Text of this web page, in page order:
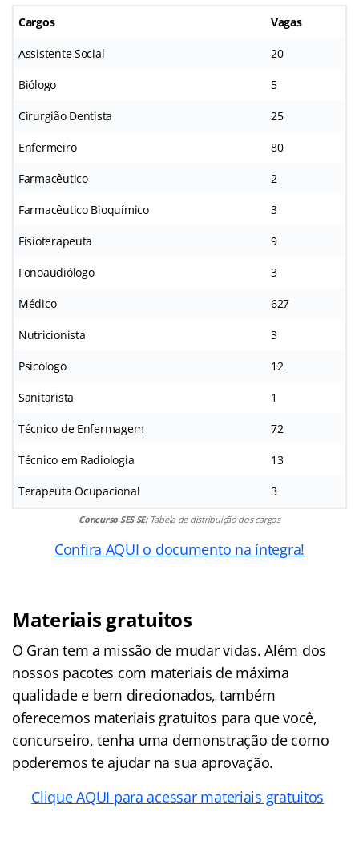
Cargos Vagas
Assistente Social 20
Biólogo 5
Cirurgião Dentista 25
Enfermeiro 80
Farmacêutico 2
Farmacêutico Bioquímico 3
Fisioterapeuta 9
Fonoaudiólogo 3
Médico 627
Nutricionista 3
Psicólogo 12
Sanitarista 1
Técnico de Enfermagem 72
Técnico em Radiologia 13
Terapeuta Ocupacional 3
Concurso SES SE: Tabela de distribuição dos cargos
Confira AQUI o documento na íntegra!
Materiais gratuitos
O Gran tem a missão de mudar vidas. Além dos
nossos pacotes com materiais de máxima
qualidade e bem direcionados, também
oferecemos materiais gratuitos para que você,
concurseiro, tenha uma demonstração de como
poderemos te ajudar na sua aprovação.
Clique AQUI para acessar materiais gratuitos